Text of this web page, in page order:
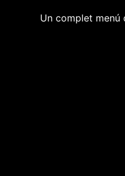
Un complet menú